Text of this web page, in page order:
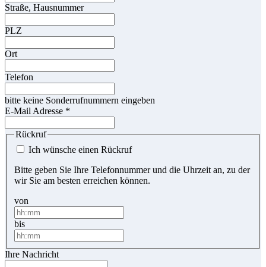
Straße, Hausnummer
PLZ
Ort
Telefon
bitte keine Sonderrufnummern eingeben
E-Mail Adresse *
Rückruf
Ich wünsche einen Rückruf
Bitte geben Sie Ihre Telefonnummer und die Uhrzeit an, zu der
wir Sie am besten erreichen können.
von
bis
Ihre Nachricht